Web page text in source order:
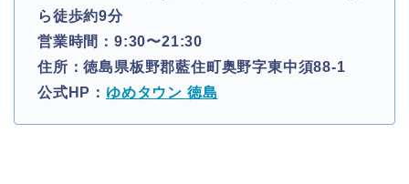
ら徒歩約9分
営業時間：9:30〜21:30
住所：徳島県板野郡藍住町奥野字東中須88-1
公式HP： ゆめタウン 徳島